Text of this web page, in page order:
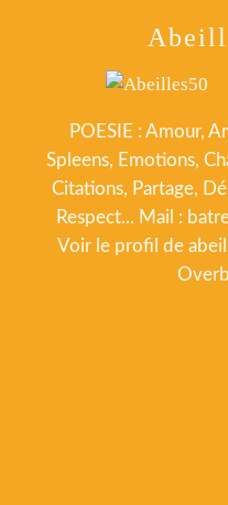
POESIE : Amour,
Spleens, Emotions,
Citations, Partage,
Respect... Mail :
Voir le profil de